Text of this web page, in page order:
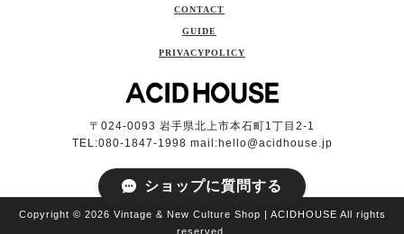
CONTACT
GUIDE
PRIVACYPOLICY
〒024-0093 岩手県北上市本石町1丁目2-1
TEL:080-1847-1998 mail: hello@acidhouse.jp
Copyright © 2026 Vintage & New Culture Shop | ACIDHOUSE All rights
reserved.
ショップに質問する